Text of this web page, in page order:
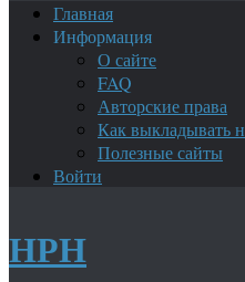
Главная
Информация
О сайте
FAQ
Авторские права
Как выкладывать
Полезные сайты
Войти
НРН